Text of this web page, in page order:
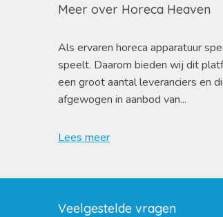
Meer over Horeca Heaven
Als ervaren horeca apparatuur
speelt. Daarom bieden wij dit
een groot aantal leveranciers en
afgewogen in aanbod van...
Lees meer
Veelgestelde vragen